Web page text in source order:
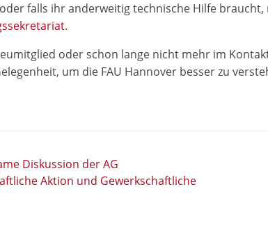
falls ihr anderweitig technische Hilfe
oder schon lange nicht mehr im
um die FAU Hannover besser zu
Diskussion der AG
Aktion und Gewerkschaftliche